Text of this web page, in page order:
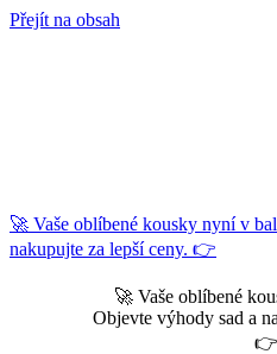
Přejít na obsah
🚀 Vaše oblíbené kousky nyní v
nakupujte za lepší ceny. 👉
🚀 Vaše oblíbené
Objevte výhody sad a
👉